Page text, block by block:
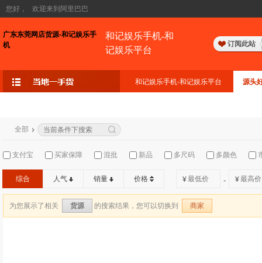
您好， 欢迎来到阿里巴巴
广东东莞网店货源-和记娱乐手
机
和记娱乐手机-和
记娱乐平台
订阅此站
和记娱乐手机-和记娱乐平台 源头
全部
支付宝 买家保障 混批 新品 多尺码 多颜色
综合 人气 销量 价格 ¥ - ¥
为您展示了相关 货源 的搜索结果，您可以切换到 商家